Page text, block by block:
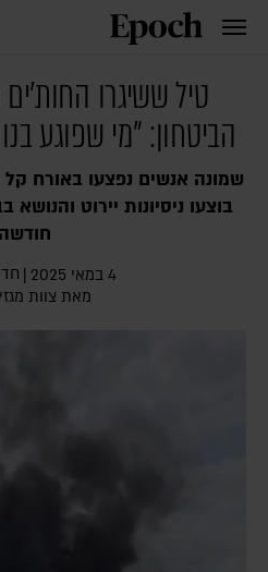
טיל ששיגרו
הביטחון: "מי שפוגע
שמונה אנשים נפצעו באורח קל
בוצעו ניסיונות יירוט
חודשה
4 במאי 2025 |
מאת צוות